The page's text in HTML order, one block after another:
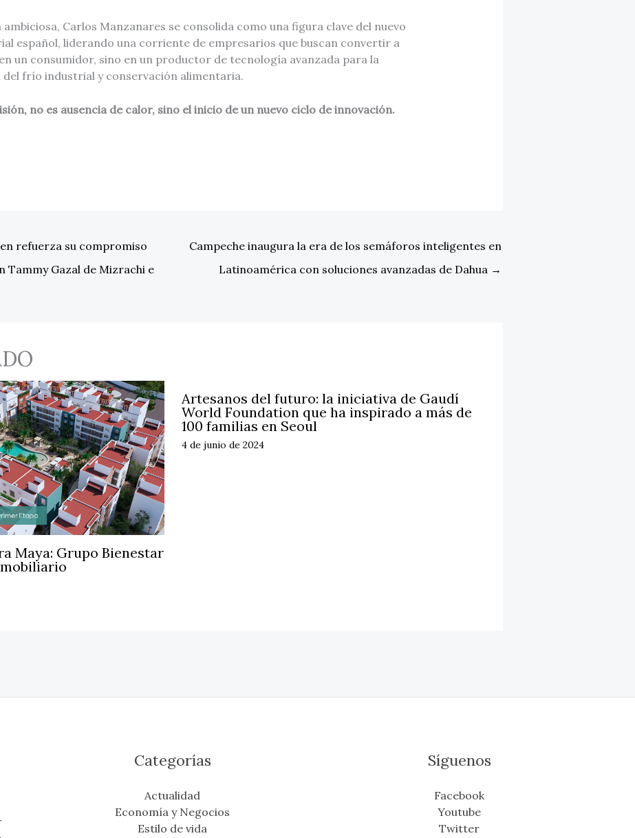
ambiciosa, Carlos Manzanares se consolida como una figura clave del nuevo
español, liderando una corriente de empresarios que buscan convertir a
un consumidor, sino en un productor de tecnología avanzada para la
frío industrial y conservación alimentaria.
no es ausencia de calor, sino el inicio de un nuevo ciclo de innovación.
refuerza su compromiso
Tammy Gazal de Mizrachi e
Campeche inaugura la era de los semáforos inteligentes en
Latinoamérica con soluciones avanzadas de Dahua →
Maya: Grupo Bienestar
Artesanos del futuro: la iniciativa de Gaudí
World Foundation que ha inspirado a más de
100 familias en Seoul
4 de junio de 2024
Categorías
Actualidad
Economía y Negocios
Estilo de vida
Síguenos
Facebook
Youtube
Twitter